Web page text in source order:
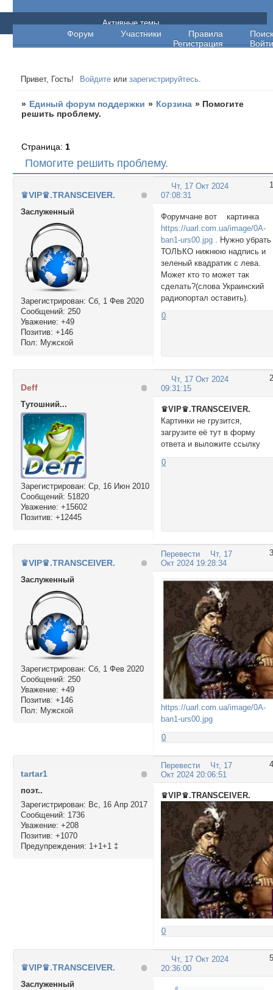
Единый форум поддержки
Форум Участники Правила
Поиск
Регистрация
Войти
Активные темы
Привет, Гость! Войдите илизарегистрируйтесь.
» Единый форум поддержки » Корзина » Помогите
решить проблему.
Помогите решить проблему.
Страница: 1
1
Чт, 17 Окт 2024
07:08:31
♛VIP♛.TRANSCEIVER.
Заслуженный
Зарегистрирован: Сб, 1 Фев 2020
Сообщений: 250
Уважение: +49
Позитив: +146
Пол: Мужской
Форумчане вот картинка
https://uarl.com.ua/image/0A-
ban1-urs00.jpg . Нужно убрать
ТОЛЬКО нижнюю надпись и
зеленый квадратик с лева.
Может кто то может так
сделать?(слова Украинский
радиопортал оставить).
0
2
Чт, 17 Окт 2024
09:31:15
Deff
Тутошний...
Зарегистрирован: Ср, 16 Июн 2010
Сообщений: 51820
Уважение: +15602
Позитив: +12445
♛VIP♛.TRANSCEIVER.
Картинки не грузится,
загрузите её тут в форму
ответа и выложите ссылку
0
Перевести 3
Чт, 17
Окт 2024 19:28:34
♛VIP♛.TRANSCEIVER.
Заслуженный
Зарегистрирован: Сб, 1 Фев 2020
Сообщений: 250
Уважение: +49
Позитив: +146
Пол: Мужской
https://uarl.com.ua/image/0A-
ban1-urs00.jpg
0
Перевести 4
Чт, 17
Окт 2024 20:06:51
tartar1
поэт..
Зарегистрирован: Вс, 16 Апр 2017
Сообщений: 1736
Уважение: +208
Позитив: +1070
Предупреждения: 1+1+1 ‡
♛VIP♛.TRANSCEIVER.
0
5
Чт, 17 Окт 2024
20:36:00
♛VIP♛.TRANSCEIVER.
Заслуженный